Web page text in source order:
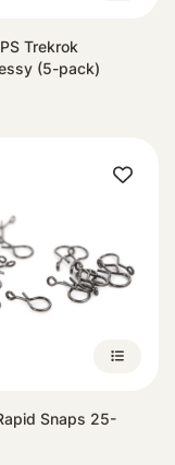
Trekrok
Oshaughnessy (5-pack)
Snaps 25-